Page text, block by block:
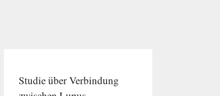
Studie über Verbindung